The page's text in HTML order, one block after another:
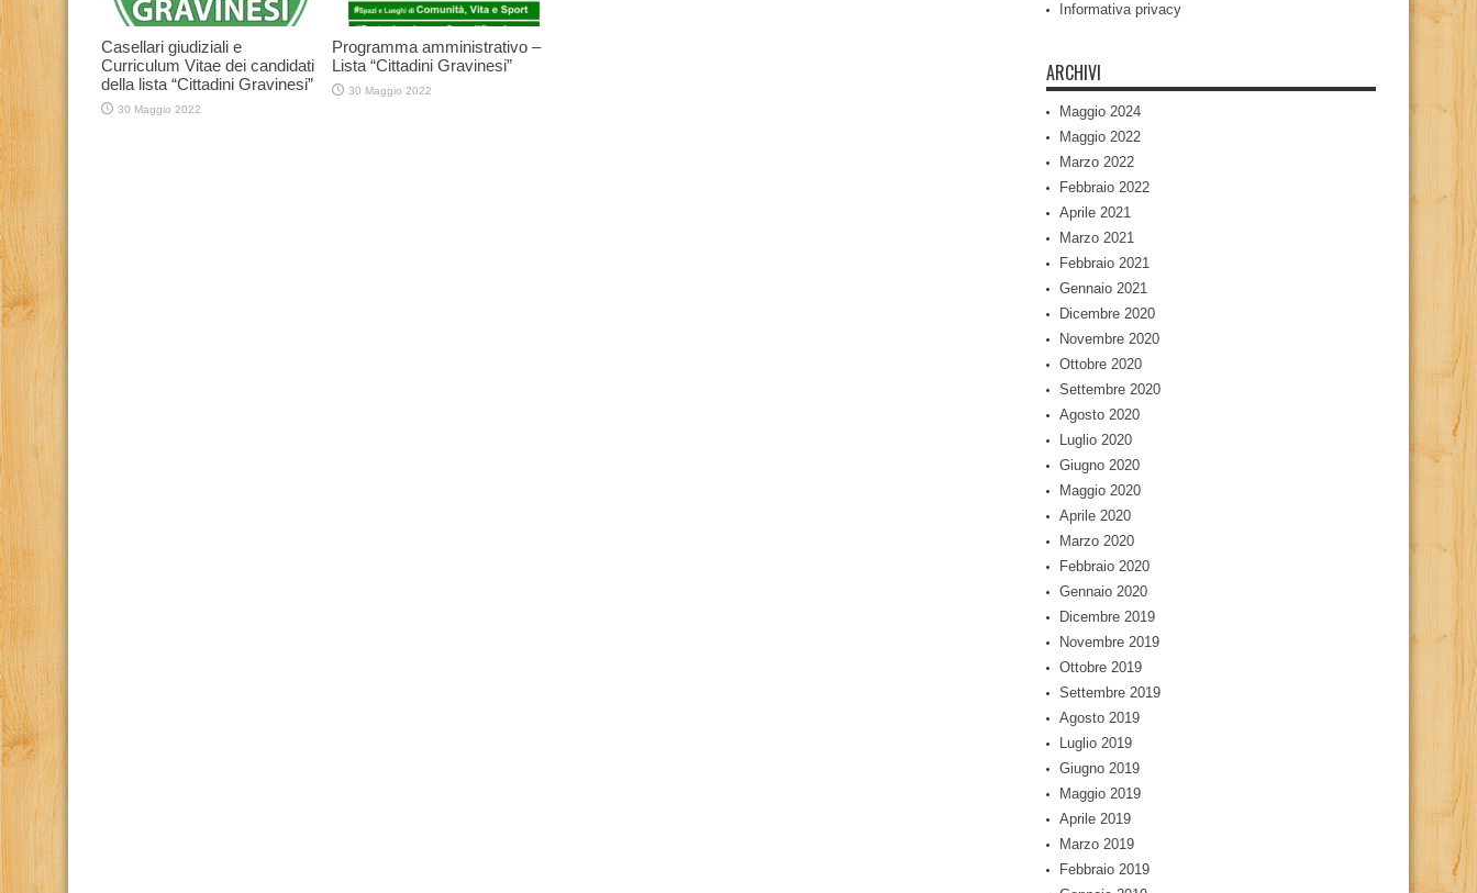
Casellari giudiziali e
Curriculum Vitae dei candidati
della lista “Cittadini Gravinesi”
30 Maggio 2022
Programma amministrativo –
Lista “Cittadini Gravinesi”
30 Maggio 2022
Informativa privacy
ARCHIVI
Maggio 2024
Maggio 2022
Marzo 2022
Febbraio 2022
Aprile 2021
Marzo 2021
Febbraio 2021
Gennaio 2021
Dicembre 2020
Novembre 2020
Ottobre 2020
Settembre 2020
Agosto 2020
Luglio 2020
Giugno 2020
Maggio 2020
Aprile 2020
Marzo 2020
Febbraio 2020
Gennaio 2020
Dicembre 2019
Novembre 2019
Ottobre 2019
Settembre 2019
Agosto 2019
Luglio 2019
Giugno 2019
Maggio 2019
Aprile 2019
Marzo 2019
Febbraio 2019